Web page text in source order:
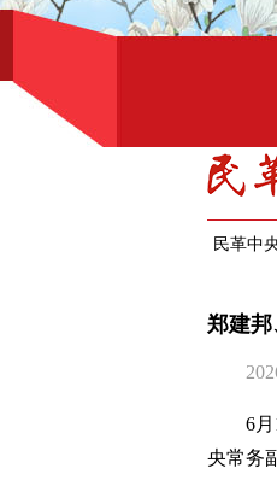
民革中
郑建
2026
6
央常务